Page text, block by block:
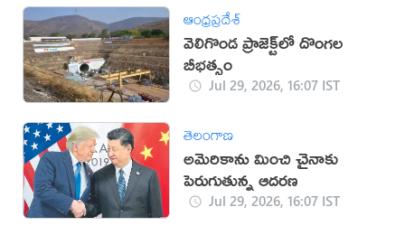
ఆంధ్రప్రదేశ్
వెలిగొండ ప్రాజెక్ట్‌లో దొంగల
బీభత్సం
Jul 29, 2026, 16:07 IST
తెలంగాణ
అమెరికాను మించి చైనాకు
పెరుగుతున్న ఆదరణ
Jul 29, 2026, 16:07 IST